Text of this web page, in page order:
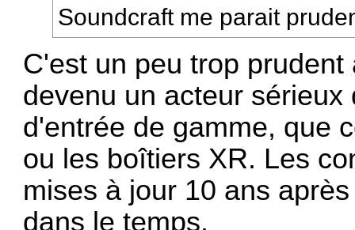
Soundcraft me parait
C'est un peu trop
devenu un acteur
d'entrée de gamme, que
ou les boîtiers XR. Les
mises à jour 10 ans
dans le temps.